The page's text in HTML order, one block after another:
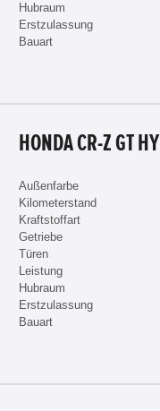
Hubraum
Erstzulassung
Bauart
Außenfarbe
Kilometerstand
Kraftstoffart
Getriebe
Türen
Leistung
Hubraum
Erstzulassung
Bauart